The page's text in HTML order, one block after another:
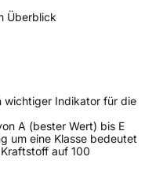
Überblick
wichtiger Indikator für die
A (bester Wert) bis E
um eine Klasse bedeutet
auf 100